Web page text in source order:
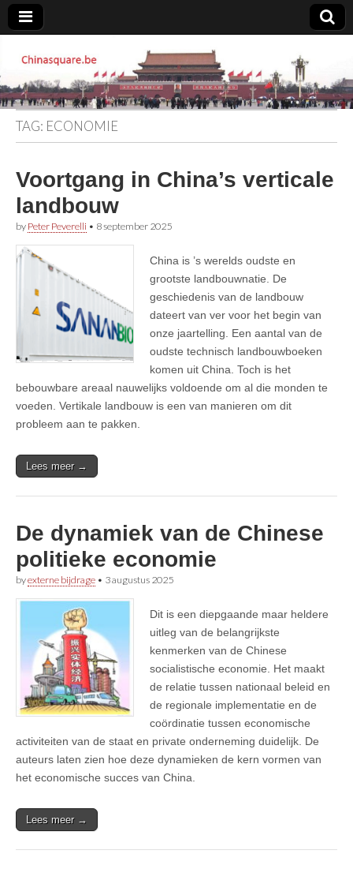
Chinasquare.be
TAG: ECONOMIE
Voortgang in China’s verticale
landbouw
by Peter Peverelli • 8 september 2025
China is ’s werelds oudste en
grootste landbouwnatie. De
geschiedenis van de landbouw
dateert van ver voor het begin van
onze jaartelling. Een aantal van de
oudste technisch landbouwboeken
komen uit China. Toch is het
bebouwbare areaal nauwelijks voldoende om al die monden te
voeden. Vertikale landbouw is een van manieren om dit
probleem aan te pakken.
Lees meer →
De dynamiek van de Chinese
politieke economie
byexterne bijdrage • 3 augustus 2025
Dit is een diepgaande maar heldere
uitleg van de belangrijkste
kenmerken van de Chinese
socialistische economie. Het maakt
de relatie tussen nationaal beleid en
de regionale implementatie en de
coördinatie tussen economische
activiteiten van de staat en private onderneming duidelijk. De
auteurs laten zien hoe deze dynamieken de kern vormen van
het economische succes van China.
Lees meer →